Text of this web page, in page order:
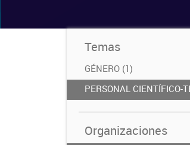
Temas
GÉNERO (1)
PERSONAL CIENTÍFICO-
Organizaciones